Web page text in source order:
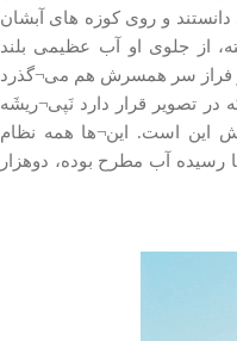
و روی کوزه های آبشان
از جلوی او آب عظیمی بلند
فراز سر همسرش هم می¬گذرد
تصویر قرار دارد نَپی¬ریشَه
این است. این¬ها همه نظام
رسیده آب مطرح بوده، دوهزار